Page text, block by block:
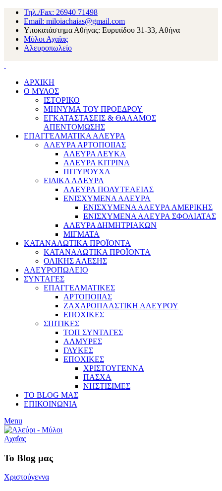
Τηλ./Fax: 26940 71498
Email: miloiachaias@gmail.com
Υποκατάστημα Αθήνας: Ευριπίδου 31-33, Αθήνα
Μύλοι Αχαΐας
Αλευροπωλείο
ΑΡΧΙΚΗ
Ο ΜΥΛΟΣ
ΙΣΤΟΡΙΚΟ
ΜΗΝΥΜΑ ΤΟΥ ΠΡΟΕΔΡΟΥ
ΕΓΚΑΤΑΣΤΑΣΕΙΣ & ΘΑΛΑΜΟΣ
ΑΠΕΝΤΟΜΩΣΗΣ
ΕΠΑΓΓΕΛΜΑΤΙΚΑ ΑΛΕΥΡΑ
ΑΛΕΥΡΑ ΑΡΤΟΠΟΙΙΑΣ
ΑΛΕΥΡΑ ΛΕΥΚΑ
ΑΛΕΥΡΑ ΚΙΤΡΙΝΑ
ΠΙΤΥΡΟΥΧΑ
ΕΙΔΙΚΑ ΑΛΕΥΡΑ
ΑΛΕΥΡΑ ΠΟΛΥΤΕΛΕΙΑΣ
ΕΝΙΣΧΥΜΕΝΑ ΑΛΕΥΡΑ
ΕΝΙΣΧΥΜΕΝΑ ΑΛΕΥΡΑ ΑΜΕΡΙΚΗΣ
ΕΝΙΣΧΥΜΕΝΑ ΑΛΕΥΡΑ ΣΦΟΛΙΑΤΑΣ
ΑΛΕΥΡΑ ΔΗΜΗΤΡΙΑΚΩΝ
ΜΙΓΜΑΤΑ
ΚΑΤΑΝΑΛΩΤΙΚΑ ΠΡΟΪΟΝΤΑ
ΚΑΤΑΝΑΛΩΤΙΚΑ ΠΡΟΪΟΝΤΑ
ΟΛΙΚΗΣ ΑΛΕΣΗΣ
ΑΛΕΥΡΟΠΩΛΕΙΟ
ΣΥΝΤΑΓΕΣ
ΕΠΑΓΓΕΛΜΑΤΙΚΕΣ
ΑΡΤΟΠΟΙΙΑΣ
ΖΑΧΑΡΟΠΛΑΣΤΙΚΗ ΑΛΕΥΡΟΥ
ΕΠΟΧΙΚΕΣ
ΣΠΙΤΙΚΕΣ
ΤΟΠ ΣΥΝΤΑΓΕΣ
ΑΛΜΥΡΕΣ
ΓΛΥΚΕΣ
ΕΠΟΧΙΚΕΣ
ΧΡΙΣΤΟΥΓΕΝΝΑ
ΠΑΣΧΑ
ΝΗΣΤΙΣΙΜΕΣ
ΤΟ BLOG ΜΑΣ
ΕΠΙΚΟΙΝΩΝΙΑ
Menu
Το Blog μας
Χριστούγεννα